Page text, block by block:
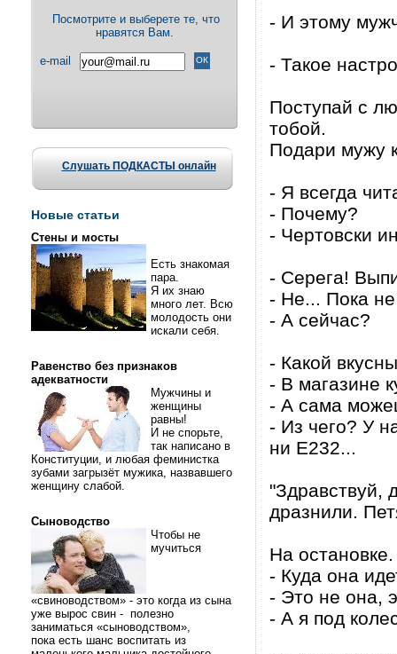
Посмотрите и выберете те, что
нравятся Вам.
e-mail
Слушать ПОДКАСТЫ онлайн
Новые статьи
Стены и мосты
Есть знакомая
пара.
Я их знаю
много лет. Всю
молодость они
искали себя.
Равенство без признаков
адекватности
Мужчины и
женщины
равны!
И не спорьте,
так написано в
Конституции, и любая феминистка
зубами загрызёт мужика, назвавшего
женщину слабой.
Сыноводство
Чтобы не
мучиться
«свиноводством» - это когда из сына
уже вырос свин - полезно
заниматься «сыноводством»,
пока есть шанс воспитать из
- И этому
- Такое
Поступай с
тобой.
Подари мужу
- Я всегда
- Почему?
- Чертовски
- Серега!
- Не... Пока не
- А сейчас?
- Какой
- В магазине
- А сама
- Из чего? У
ни Е232...
"Здравствуй,
дразнили.
На остановке.
- Куда она
- Это не она,
- А я под